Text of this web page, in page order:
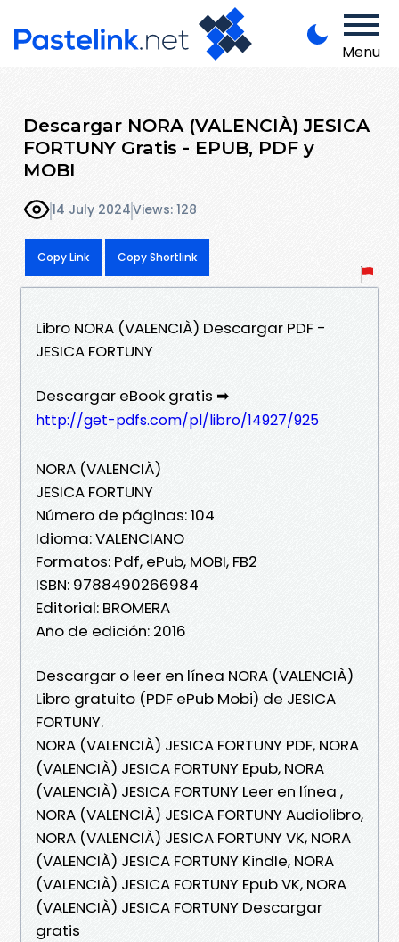
Menu
Descargar NORA (VALENCIÀ) JESICA
FORTUNY Gratis - EPUB, PDF y
MOBI
14 July 2024Views: 128
Copy Link Copy Shortlink
Libro NORA (VALENCIÀ) Descargar PDF -
JESICA FORTUNY
Descargar eBook gratis ➡
http://get-pdfs.com/pl/libro/14927/925
NORA (VALENCIÀ)
JESICA FORTUNY
Número de páginas: 104
Idioma: VALENCIANO
Formatos: Pdf, ePub, MOBI, FB2
ISBN: 9788490266984
Editorial: BROMERA
Año de edición: 2016
Descargar o leer en línea NORA (VALENCIÀ)
Libro gratuito (PDF ePub Mobi) de JESICA
FORTUNY.
NORA (VALENCIÀ) JESICA FORTUNY PDF, NORA
(VALENCIÀ) JESICA FORTUNY Epub, NORA
(VALENCIÀ) JESICA FORTUNY Leer en línea ,
NORA (VALENCIÀ) JESICA FORTUNY Audiolibro,
NORA (VALENCIÀ) JESICA FORTUNY VK, NORA
(VALENCIÀ) JESICA FORTUNY Kindle, NORA
(VALENCIÀ) JESICA FORTUNY Epub VK, NORA
(VALENCIÀ) JESICA FORTUNY Descargar
gratis